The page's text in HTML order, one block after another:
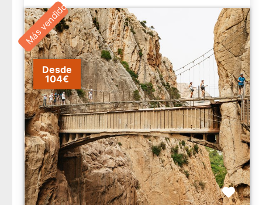
Desde
104€
Más vendido